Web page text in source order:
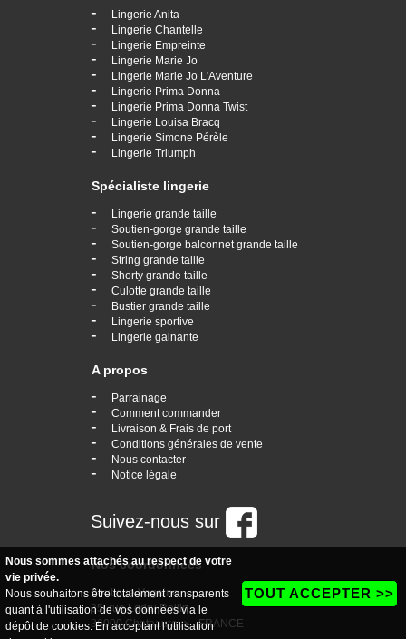
- Lingerie Anita
- Lingerie Chantelle
- Lingerie Empreinte
- Lingerie Marie Jo
- Lingerie Marie Jo L'Aventure
- Lingerie Prima Donna
- Lingerie Prima Donna Twist
- Lingerie Louisa Bracq
- Lingerie Simone Pérèle
- Lingerie Triumph
Spécialiste lingerie
- Lingerie grande taille
- Soutien-gorge grande taille
- Soutien-gorge balconnet grande taille
- String grande taille
- Shorty grande taille
- Culotte grande taille
- Bustier grande taille
- Lingerie sportive
- Lingerie gainante
A propos
- Parrainage
- Comment commander
- Livraison & Frais de port
- Conditions générales de vente
- Nous contacter
- Notice légale
Suivez-nous sur
Nos coordonnées
boutique Vogaine
35, rue Ledru Rollin
36000 Chateauroux - FRANCE
Nous sommes attachés au respect de votre
vie privée.
Nous souhaitons être totalement transparents
quant à l'utilisation de vos données via le
dépôt de cookies. En acceptant l'utilisation
TOUT ACCEPTER >>